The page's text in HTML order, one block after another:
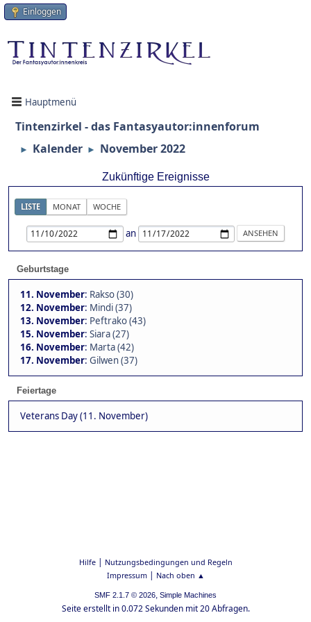
Einloggen
Hauptmenü
Tintenzirkel - das Fantasyautor:innenforum
► Kalender ► November 2022
Zukünftige Ereignisse
LISTE MONAT WOCHE
an
Geburtstage
11. November: Rakso (30)
12. November: Mindi (37)
13. November: Peftrako (43)
15. November: Siara (27)
16. November: Marta (42)
17. November: Gilwen (37)
Feiertage
Veterans Day (11. November)
Hilfe| Nutzungsbedingungen und Regeln
Impressum| Nach oben ▲
SMF 2.1.7 © 2026, Simple Machines
Seite erstellt in 0.072 Sekunden mit 20 Abfragen.